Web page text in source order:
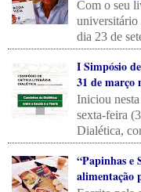
Com o seu
universitário
dia 23 de
I Simpósio
31 de março
Iniciou nesta
sexta-feira
Dialética,
“Papinhas e
alimentação